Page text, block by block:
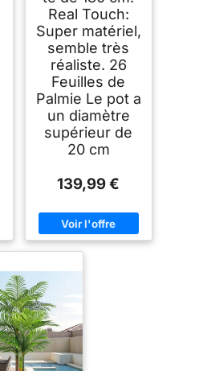
Real Touch:
Super matériel,
semble très
réaliste. 26
Feuilles de
Palmie Le pot a
un diamètre
supérieur de
20 cm
139,99 €